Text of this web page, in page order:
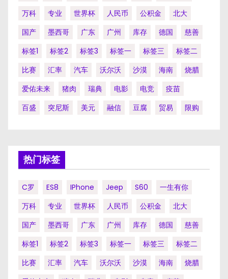
万科
专业 世界杯 人民币 公积金
北大
国产
墨西哥 广东 广州 库存 德国
慈善
标签1
标签2 标签3 标签一 标签三
标签二
比赛
汇率 汽车 沃尔沃 沙漠 海南
烧腊
爱佑未来
猪肉 瑞典 电影 电竞
疫苗
百盛
突尼斯 美元 融信 豆腐 贸易 限购
热门标签
C罗 ES8 IPhone Jeep S60
一生有你
万科
专业 世界杯 人民币 公积金
北大
国产
墨西哥 广东 广州 库存 德国
慈善
标签1
标签2 标签3 标签一 标签三
标签二
比赛
汇率 汽车 沃尔沃 沙漠 海南
烧腊